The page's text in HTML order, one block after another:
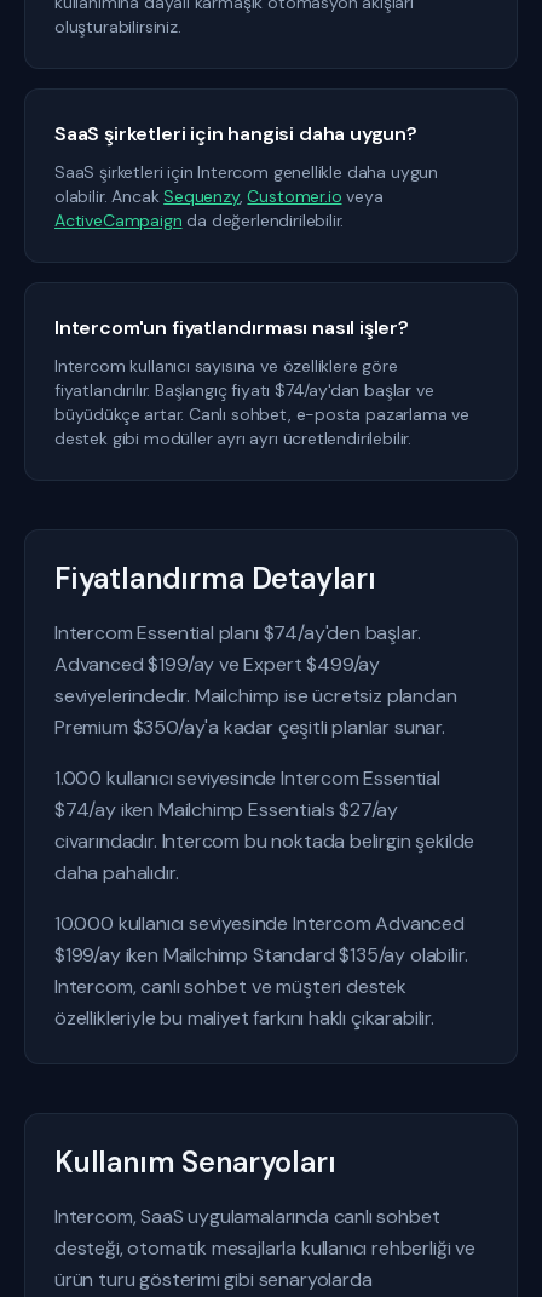
oluşturabilirsiniz.
SaaS şirketleri için hangisi daha uygun?
SaaS şirketleri için Intercom genellikle daha uygun
olabilir. AncakSequenzy,Customer.io veya
ActiveCampaign da değerlendirilebilir.
Intercom'un fiyatlandırması nasıl işler?
Intercom kullanıcı sayısına ve özelliklere göre
fiyatlandırılır. Başlangıç fiyatı $74/ay'dan başlar ve
büyüdükçe artar. Canlı sohbet, e-posta pazarlama ve
destek gibi modüller ayrı ayrı ücretlendirilebilir.
Fiyatlandırma Detayları
Intercom Essential planı $74/ay'den başlar.
Advanced $199/ay ve Expert $499/ay
seviyelerindedir. Mailchimp ise ücretsiz plandan
Premium $350/ay'a kadar çeşitli planlar sunar.
1.000 kullanıcı seviyesinde Intercom Essential
$74/ay iken Mailchimp Essentials $27/ay
civarındadır. Intercom bu noktada belirgin şekilde
daha pahalıdır.
10.000 kullanıcı seviyesinde Intercom Advanced
$199/ay iken Mailchimp Standard $135/ay olabilir.
Intercom, canlı sohbet ve müşteri destek
özellikleriyle bu maliyet farkını haklı çıkarabilir.
Kullanım Senaryoları
Intercom, SaaS uygulamalarında canlı sohbet
desteği, otomatik mesajlarla kullanıcı rehberliği ve
ürün turu gösterimi gibi senaryolarda